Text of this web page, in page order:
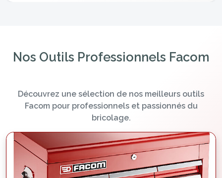
Nos Outils Professionnels Facom
Découvrez une sélection de nos meilleurs outils
Facom pour professionnels et passionnés du
bricolage.